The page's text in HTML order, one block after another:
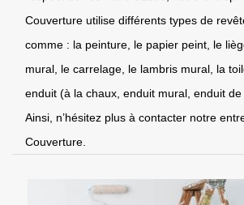
Couverture utilise différents types de
comme : la peinture, le papier peint, le
mural, le carrelage, le lambris mural, la
enduit (à la chaux, enduit mural, enduit de
Ainsi, n’hésitez plus à contacter notre
Couverture.